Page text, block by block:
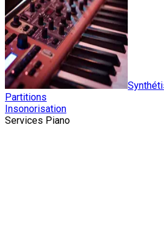
Partitions
Insonorisation
Services Piano